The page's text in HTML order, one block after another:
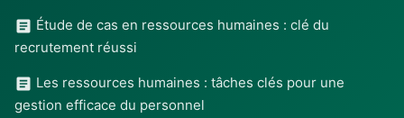
Étude de cas en ressources humaines : clé du
recrutement réussi
Les ressources humaines : tâches clés pour une
gestion efficace du personnel